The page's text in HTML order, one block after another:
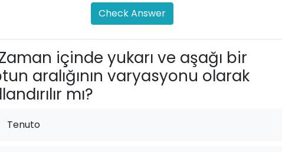
Check Answer
içinde yukarı ve aşağı bir
aralığının varyasyonu olarak
mı?
Tenuto